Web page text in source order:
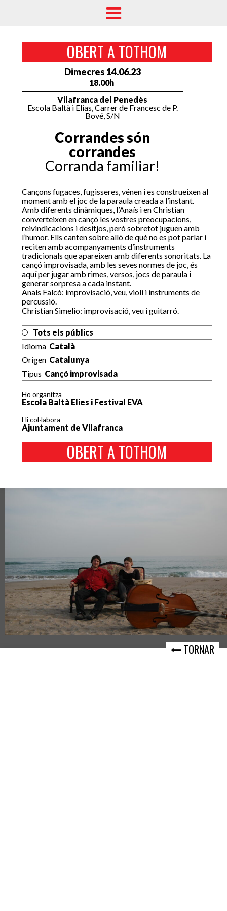
OBERT A TOTHOM
Dimecres 14.06.23
18.00h
Vilafranca del Penedès
Escola Baltà i Elias, Carrer de Francesc de P.
Bové, S/N
Corrandes són
corrandes
Corranda familiar!
Cançons fugaces, fugisseres, vénen i es construeixen al
moment amb el joc de la paraula creada a l’instant.
Amb diferents dinàmiques, l’Anaís i en Christian
converteixen en cançó les vostres preocupacions,
reivindicacions i desitjos, però sobretot juguen amb
l’humor. Ells canten sobre allò de què no es pot parlar i
reciten amb acompanyaments d’instruments
tradicionals que apareixen amb diferents sonoritats. La
cançó improvisada, amb les seves normes de joc, és
aquí per jugar amb rimes, versos, jocs de paraula i
generar sorpresa a cada instant.
Anaís Falcó: improvisació, veu, violí i instruments de
percussió.
Christian Simelio: improvisació, veu i guitarró.
Tots els públics
Idioma Català
Origen Catalunya
Tipus Cançó improvisada
Ho organitza
Escola Baltà Elies i Festival EVA
Hi col·labora
Ajuntament de Vilafranca
OBERT A TOTHOM
TORNAR